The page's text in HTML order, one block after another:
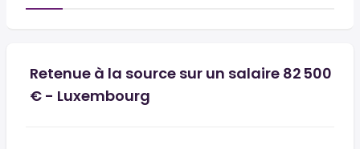
Retenue à la source sur un salaire 82 500
€ - Luxembourg